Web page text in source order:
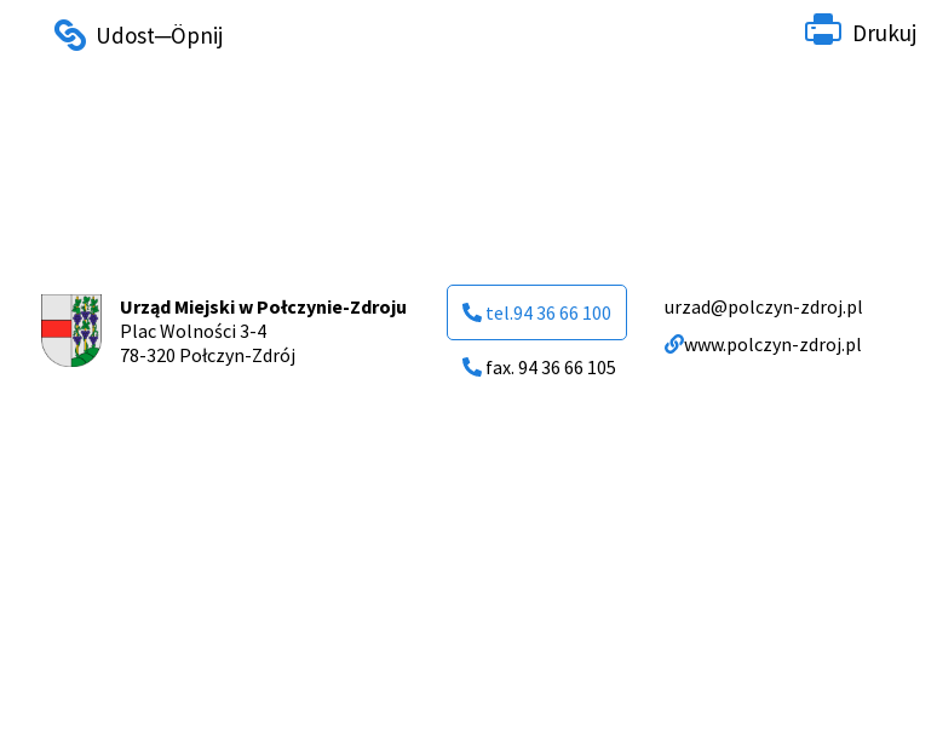
Drukuj
Urząd Miejski w Połczynie-Zdroju
Plac Wolności 3-4
78-320 Połczyn-Zdrój
tel.94 36 66 100
fax. 94 36 66 105
urzad@polczyn-zdroj.pl
www.polczyn-zdroj.pl